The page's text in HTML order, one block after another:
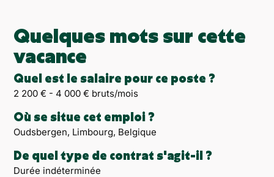
Quelques mots sur cette
vacance
Quel est le salaire pour ce poste ?
2 200 € - 4 000 € bruts/mois
Où se situe cet emploi ?
Oudsbergen, Limbourg, Belgique
De quel type de contrat s'agit-il ?
Durée indéterminée